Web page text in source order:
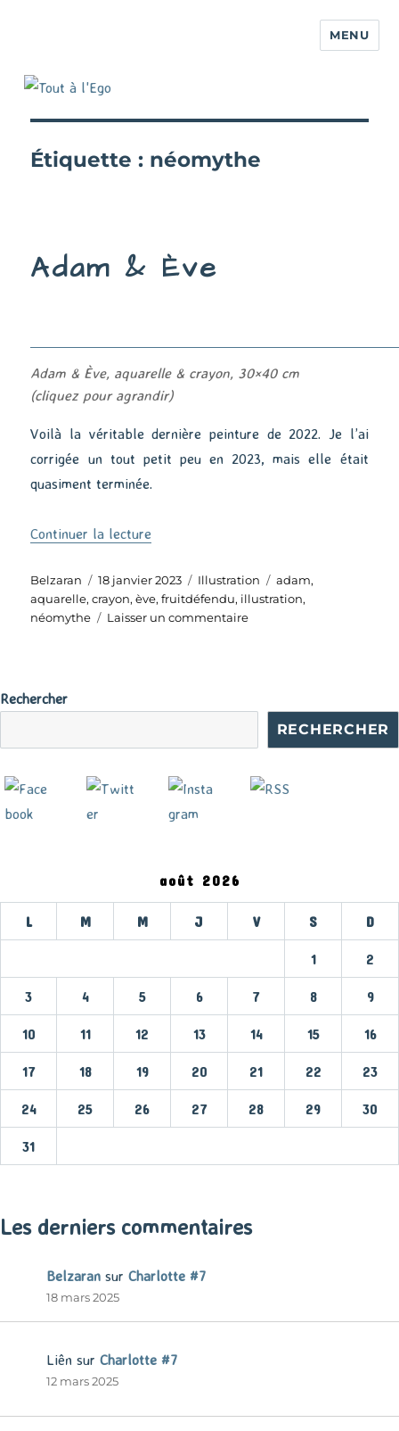
MENU
Étiquette : néomythe
Adam & Ève
Adam & Ève, aquarelle & crayon, 30×40 cm
(cliquez pour agrandir)
Voilà la véritable dernière peinture de 2022. Je l’ai
corrigée un tout petit peu en 2023, mais elle était
quasiment terminée.
Continuer la lecture
Auteur
Belzaran
Publié
le
18 janvier 2023 Catégories
Illustration Étiquettes
adam,
aquarelle,crayon,ève,fruitdéfendu, illustration,
néomythe
Laisser un commentairesur
Rechercher
RECHERCHER
août 2026
L M M J V S D
1 2
3 4 5 6 7 8 9
10 11 12 13 14 15 16
17 18 19 20 21 22 23
24 25 26 27 28 29 30
31
Les derniers commentaires
Belzaran sur Charlotte #7
18 mars 2025
Liên sur Charlotte #7
12 mars 2025